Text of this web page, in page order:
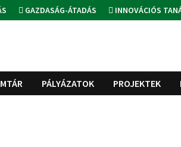
GAZDASÁG-ÁTADÁS INNOVÁCIÓS
PÁLYÁZATOK PROJEKTEK